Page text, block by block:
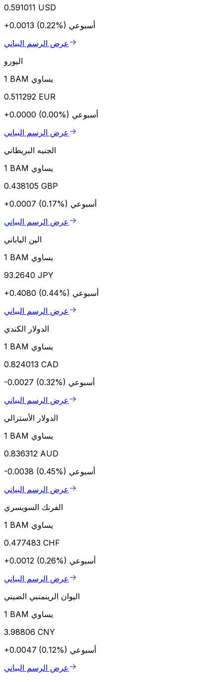
0.591011 USD
+0.0013 (0.22%) أسبوعي
عرض الرسم البياني
اليورو
1 BAM يساوي
0.511292 EUR
+0.0000 (0.00%) أسبوعي
عرض الرسم البياني
الجنيه البريطاني
1 BAM يساوي
0.438105 GBP
+0.0007 (0.17%) أسبوعي
عرض الرسم البياني
الين الياباني
1 BAM يساوي
93.2640 JPY
+0.4080 (0.44%) أسبوعي
عرض الرسم البياني
الدولار الكندي
1 BAM يساوي
0.824013 CAD
-0.0027 (0.32%) أسبوعي
عرض الرسم البياني
الدولار الأسترالي
1 BAM يساوي
0.836312 AUD
-0.0038 (0.45%) أسبوعي
عرض الرسم البياني
الفرنك السويسري
1 BAM يساوي
0.477483 CHF
+0.0012 (0.26%) أسبوعي
عرض الرسم البياني
اليوان الرينمنبي الصيني
1 BAM يساوي
3.98806 CNY
+0.0047 (0.12%) أسبوعي
عرض الرسم البياني